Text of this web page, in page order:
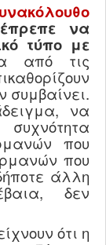
να
τύπο με
από τις
συμβαίνει.
να
που
που
άλλη
δεν
ότι η